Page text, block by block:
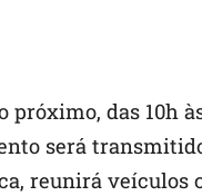
próximo, das 10h
será
reunirá veículos